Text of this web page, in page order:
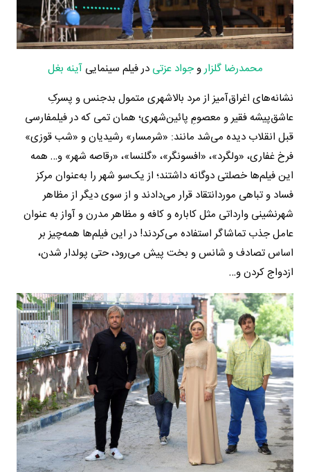
محمدرضا گلزاروجواد عزتی در فیلم سینماییآینه بغل
نشانه‌های اغراق‌آمیز از مرد بالاشهری متمول بدجنس و پسرکِ
عاشق‌پیشه فقیر و معصومِ پائین‌شهری؛ همان تمی که در فیلمفارسی
قبل انقلاب دیده می‌شد مانند: «شرمسار» رشیدیان و «شب قوزی»
فرخ غفاری، «ولگرد»، «افسونگر»، «گلنسا»، «رقاصه شهر» و… همه
این فیلم‌ها خصلتی دوگانه داشتند؛ از یک‌سو شهر را به‌عنوان مرکز
فساد و تباهی موردانتقاد قرار می‌دادند و از سوی دیگر از مظاهر
شهرنشینی وارداتی مثل کاباره و کافه و مظاهر مدرن و آواز به ‌عنوان
عامل جذب تماشاگر استفاده می‌کردند! در این فیلم‌ها همه‌چیز بر
اساس تصادف و شانس و بخت پیش می‌رود، حتی پولدار شدن،
ازدواج کردن و…